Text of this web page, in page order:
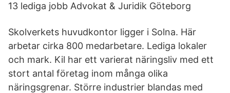
13 lediga jobb Advokat & Juridik Göteborg
Skolverkets huvudkontor ligger i Solna. Här
arbetar cirka 800 medarbetare. Lediga lokaler
och mark. Kil har ett varierat näringsliv med ett
stort antal företag inom många olika
näringsgrenar. Större industrier blandas med